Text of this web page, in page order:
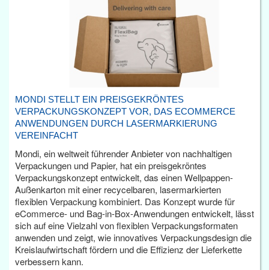
MONDI STELLT EIN PREISGEKRÖNTES
VERPACKUNGSKONZEPT VOR, DAS ECOMMERCE
ANWENDUNGEN DURCH LASERMARKIERUNG
VEREINFACHT
Mondi, ein weltweit führender Anbieter von nachhaltigen
Verpackungen und Papier, hat ein preisgekröntes
Verpackungskonzept entwickelt, das einen Wellpappen-
Außenkarton mit einer recycelbaren, lasermarkierten
flexiblen Verpackung kombiniert. Das Konzept wurde für
eCommerce- und Bag-in-Box-Anwendungen entwickelt, lässt
sich auf eine Vielzahl von flexiblen Verpackungsformaten
anwenden und zeigt, wie innovatives Verpackungsdesign die
Kreislaufwirtschaft fördern und die Effizienz der Lieferkette
verbessern kann.